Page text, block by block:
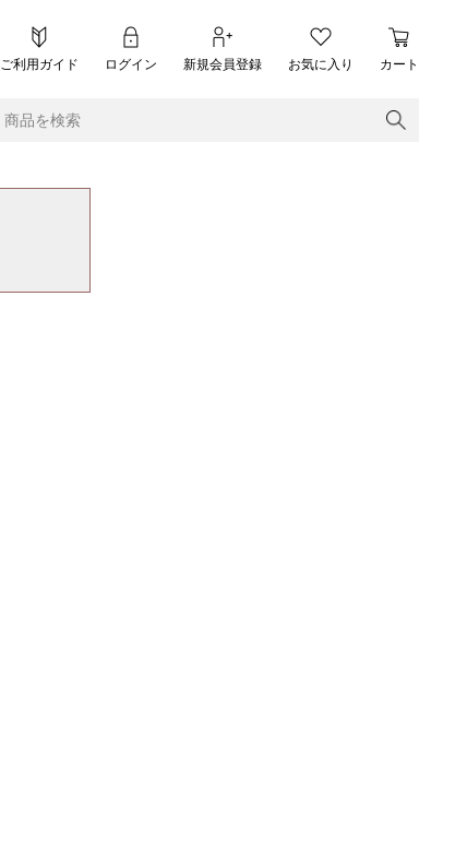
ご利用ガイド ログイン 新規会員登録 お気に入り カート